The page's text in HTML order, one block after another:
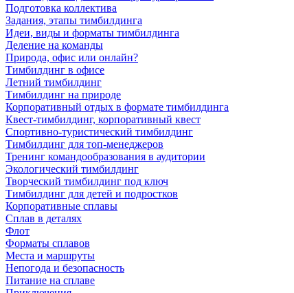
Подготовка коллектива
Задания, этапы тимбилдинга
Идеи, виды и форматы тимбилдинга
Деление на команды
Природа, офис или онлайн?
Тимбилдинг в офисе
Летний тимбилдинг
Тимбилдинг на природе
Корпоративный отдых в формате тимбилдинга
Квест-тимбилдинг, корпоративный квест
Спортивно-туристический тимбилдинг
Тимбилдинг для топ-менеджеров
Тренинг командообразования в аудитории
Экологический тимбилдинг
Творческий тимбилдинг под ключ
Тимбилдинг для детей и подростков
Корпоративные сплавы
Сплав в деталях
Флот
Форматы сплавов
Места и маршруты
Непогода и безопасность
Питание на сплаве